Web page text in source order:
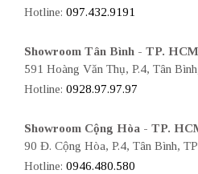
Hotline: 097.432.9191
Showroom Tân Bình - TP. HCM
591 Hoàng Văn Thụ, P.4, Tân
Hotline: 0928.97.97.97
Showroom Cộng Hòa - TP.
90 Đ. Cộng Hòa, P.4, Tân Bình,
Hotline: 0946.480.580